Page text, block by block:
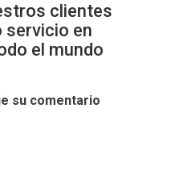
clientes
servicio en
el mundo
su comentario